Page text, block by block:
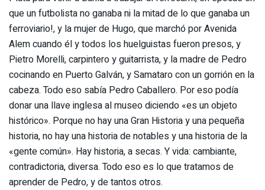
que un futbolista no ganaba ni la mitad de lo que ganaba un
ferroviario!, y la mujer de Hugo, que marchó por Avenida
Alem cuando él y todos los huelguistas fueron presos, y
Pietro Morelli, carpintero y guitarrista, y la madre de Pedro
cocinando en Puerto Galván, y Samataro con un gorrión en la
cabeza. Todo eso sabía Pedro Caballero. Por eso podía
donar una llave inglesa al museo diciendo «es un objeto
histórico». Porque no hay una Gran Historia y una pequeña
historia, no hay una historia de notables y una historia de la
«gente común». Hay historia, a secas. Y vida: cambiante,
contradictoria, diversa. Todo eso es lo que tratamos de
aprender de Pedro, y de tantos otros.